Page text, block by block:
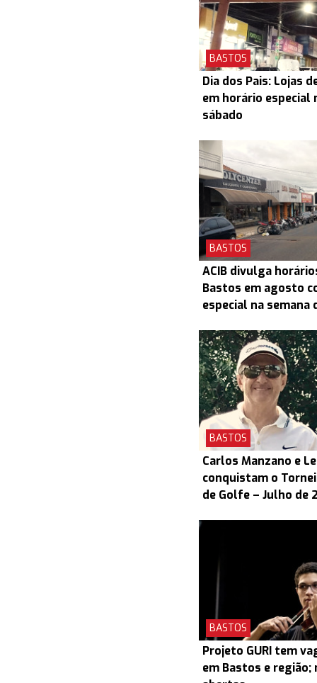
BASTOS
Dia dos Pais: Lojas
em horário
sábado
BASTOS
ACIB divulga
Bastos em agosto
especial na semana
BASTOS
Carlos Manzano e
conquistam o
de Golfe – Julho de
BASTOS
Projeto GURI tem
em Bastos e